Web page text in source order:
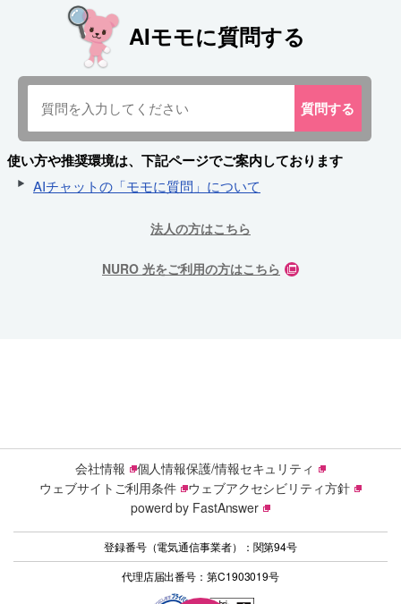
AIモモに質問する
質問する
使い方や推奨環境は、下記ページでご案内しております
AIチャットの「モモに質問」について
法人の方はこちら
NURO 光をご利用の方はこちら
会社情報
個人情報保護/情報セキュリティ
ウェブサイトご利用条件
ウェブアクセシビリティ方針
powerd by FastAnswer
登録番号（電気通信事業者）：関第94号
代理店届出番号：第C1903019号